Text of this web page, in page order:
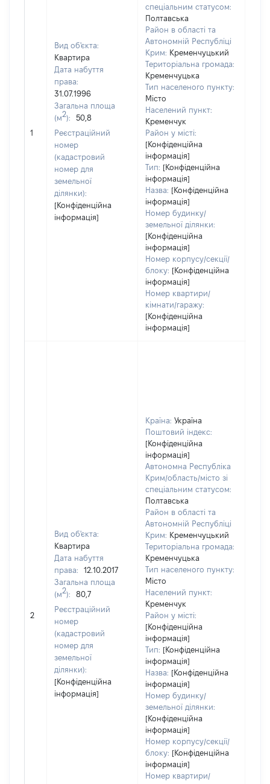
1
Вид об'єкта:
Квартира
Дата набуття
права:
31.07.1996
Загальна площа
(м2):
50,8
Реєстраційний
номер
(кадастровий
номер для
земельної
ділянки):
[Конфіденційна
інформація]
спеціальним статусом:
Полтавська
Район в області та
Автономній Республіці
Крим: Кременчуцький
Територіальна громада:
Кременчуцька
Тип населеного пункту:
Місто
Населений пункт:
Кременчук
Район у місті:
[Конфіденційна
інформація]
Тип: [Конфіденційна
інформація]
Назва: [Конфіденційна
інформація]
Номер будинку/
земельної ділянки:
[Конфіденційна
інформація]
Номер корпусу/секції/
блоку: [Конфіденційна
інформація]
Номер квартири/
кімнати/гаражу:
[Конфіденційна
інформація]
2
Вид об'єкта:
Квартира
Дата набуття
права:
12.10.2017
Загальна площа
(м2):
80,7
Реєстраційний
номер
(кадастровий
номер для
земельної
ділянки):
[Конфіденційна
інформація]
Країна: Україна
Поштовий індекс:
[Конфіденційна
інформація]
Автономна Республіка
Крим/область/місто зі
спеціальним статусом:
Полтавська
Район в області та
Автономній Республіці
Крим: Кременчуцький
Територіальна громада:
Кременчуцька
Тип населеного пункту:
Місто
Населений пункт:
Кременчук
Район у місті:
[Конфіденційна
інформація]
Тип: [Конфіденційна
інформація]
Назва: [Конфіденційна
інформація]
Номер будинку/
земельної ділянки:
[Конфіденційна
інформація]
Номер корпусу/секції/
блоку: [Конфіденційна
інформація]
Номер квартири/